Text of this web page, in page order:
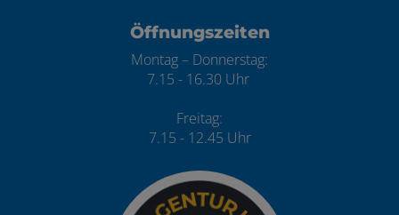
Öffnungszeiten
Montag – Donnerstag:
7.15 - 16.30 Uhr
Freitag:
7.15 - 12.45 Uhr